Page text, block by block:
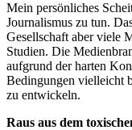
Mein persönliches
Journalismus zu tun.
Gesellschaft aber viele
Studien. Die
aufgrund der harten
Bedingungen vielleicht
zu entwickeln.
Raus aus dem